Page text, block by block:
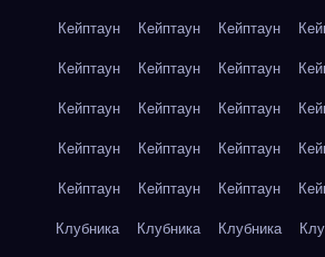
Кейптаун
Кейптаун Кейптаун
Кейптаун
Кейптаун Кейптаун
Кейптаун
Кейптаун Кейптаун
Кейптаун
Кейптаун Кейптаун
Кейптаун
Кейптаун Кейптаун
Клубника
Клубника Клубника